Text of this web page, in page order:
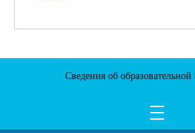
Сведения об образовательной